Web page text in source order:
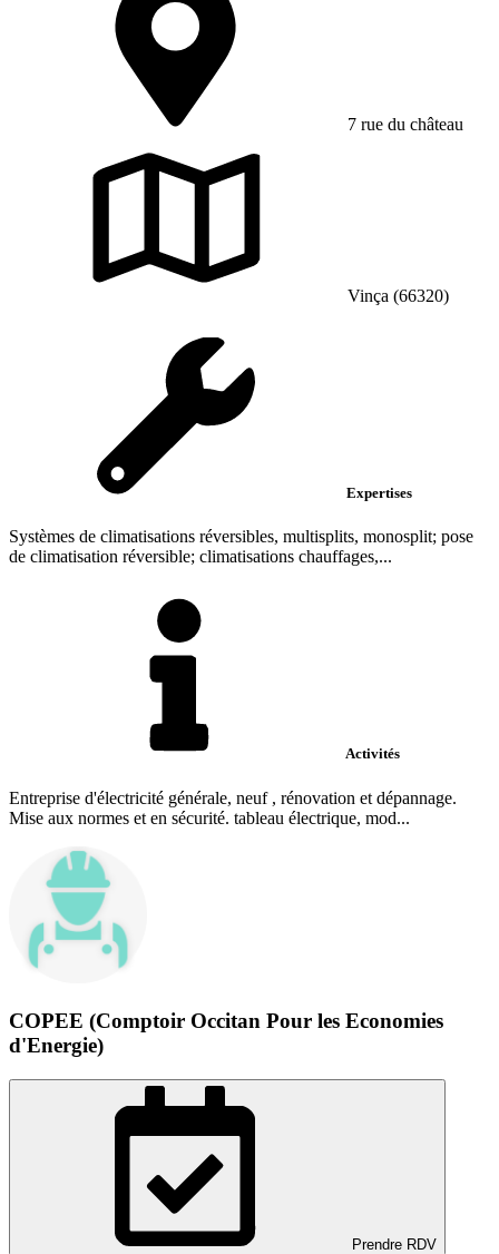
7 rue du château
Vinça (66320)
Expertises
Systèmes de climatisations réversibles, multisplits, monosplit; pose
de climatisation réversible; climatisations chauffages,...
Activités
Entreprise d'électricité générale, neuf , rénovation et dépannage.
Mise aux normes et en sécurité. tableau électrique, mod...
COPEE (Comptoir Occitan Pour les Economies
d'Energie)
Prendre RDV